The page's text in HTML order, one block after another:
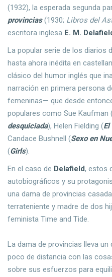
(1932), la esperada segunda
provincias(1930; Libros del
escritora inglesa E. M.
La popular serie de los diarios
hasta ahora inédita en
clásico del humor inglés que
narración en primera persona
femeninas— que desde
populares como Sue Kaufman
desquiciada), Helen Fielding (
Candace Bushnell (Sexo en
(Girls).
En el caso de Delafield, estos
autobiográficos y su
una dama de provincias
terrateniente y madre de dos
feminista Time and Tide.
La dama de provincias lleva
poco de distancia con las
sobre sus esfuerzos para